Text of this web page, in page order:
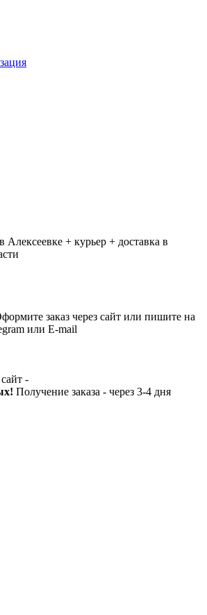
Алексеевке + курьер + доставка в
заказ через сайт или пишите на
или E-mail
-
Получение заказа - через 3-4 дня